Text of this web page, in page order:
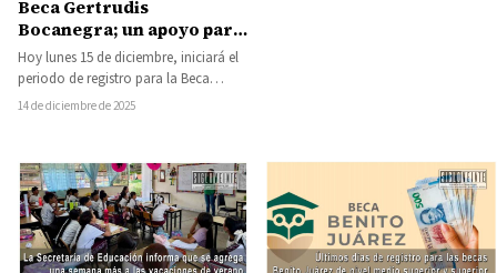
Beca Gertrudis
Bocanegra; un apoyo para
el transporte de
estudiantes de nivel
superior
Hoy lunes 15 de diciembre, iniciará el
periodo de registro para la Beca
Gertrudis Bocanegra, recordó la
14 de diciembre de 2025